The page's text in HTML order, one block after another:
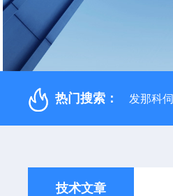
热门搜索： 发那科
技术文章